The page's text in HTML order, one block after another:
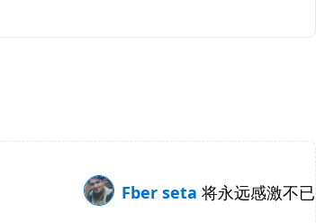
Fber seta 将永远感激不已